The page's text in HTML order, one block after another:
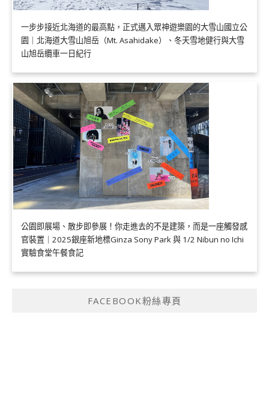
一步步接近北海道的最高點，正式邁入眾神遊樂園的大雪山國立公
園｜北海道大雪山旭岳（Mt. Asahidake）、冬天雪地健行與大雪
山旭岳纜車一日紀行
公園即展場、散步即參展！你走進去的不是建築，而是一座觸發感
官裝置｜2025銀座新地標Ginza Sony Park 與 1/2 Nibun no Ichi
實驗食堂午餐食記
FACEBOOK粉絲專頁